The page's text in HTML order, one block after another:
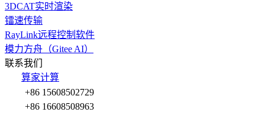
3DCAT实时渲染
镭速传输
RayLink远程控制软件
模力方舟（Gitee AI）
联系我们
算家计算
+86 15608502729
+86 16608508963